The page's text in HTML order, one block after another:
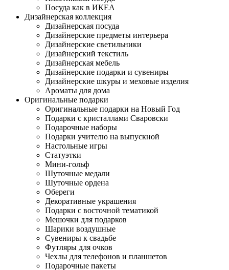
Посуда как в ИКЕА
Дизайнерская коллекция
Дизайнерская посуда
Дизайнерские предметы интерьера
Дизайнерские светильники
Дизайнерский текстиль
Дизайнерская мебель
Дизайнерские подарки и сувениры
Дизайнерские шкуры и меховые изделия
Ароматы для дома
Оригинальные подарки
Оригинальные подарки на Новый Год
Подарки с кристаллами Сваровски
Подарочные наборы
Подарки учителю на выпускной
Настольные игры
Статуэтки
Мини-гольф
Шуточные медали
Шуточные ордена
Обереги
Декоративные украшения
Подарки с восточной тематикой
Мешочки для подарков
Шарики воздушные
Сувениры к свадьбе
Футляры для очков
Чехлы для телефонов и планшетов
Подарочные пакеты